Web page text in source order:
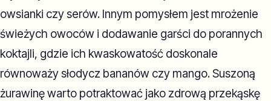
owsianki czy serów. Innym pomysłem jest mrożenie
świeżych owoców i dodawanie garści do porannych
koktajli, gdzie ich kwaskowatość doskonale
równoważy słodycz bananów czy mango. Suszoną
żurawinę warto potraktować jako zdrową przekąskę